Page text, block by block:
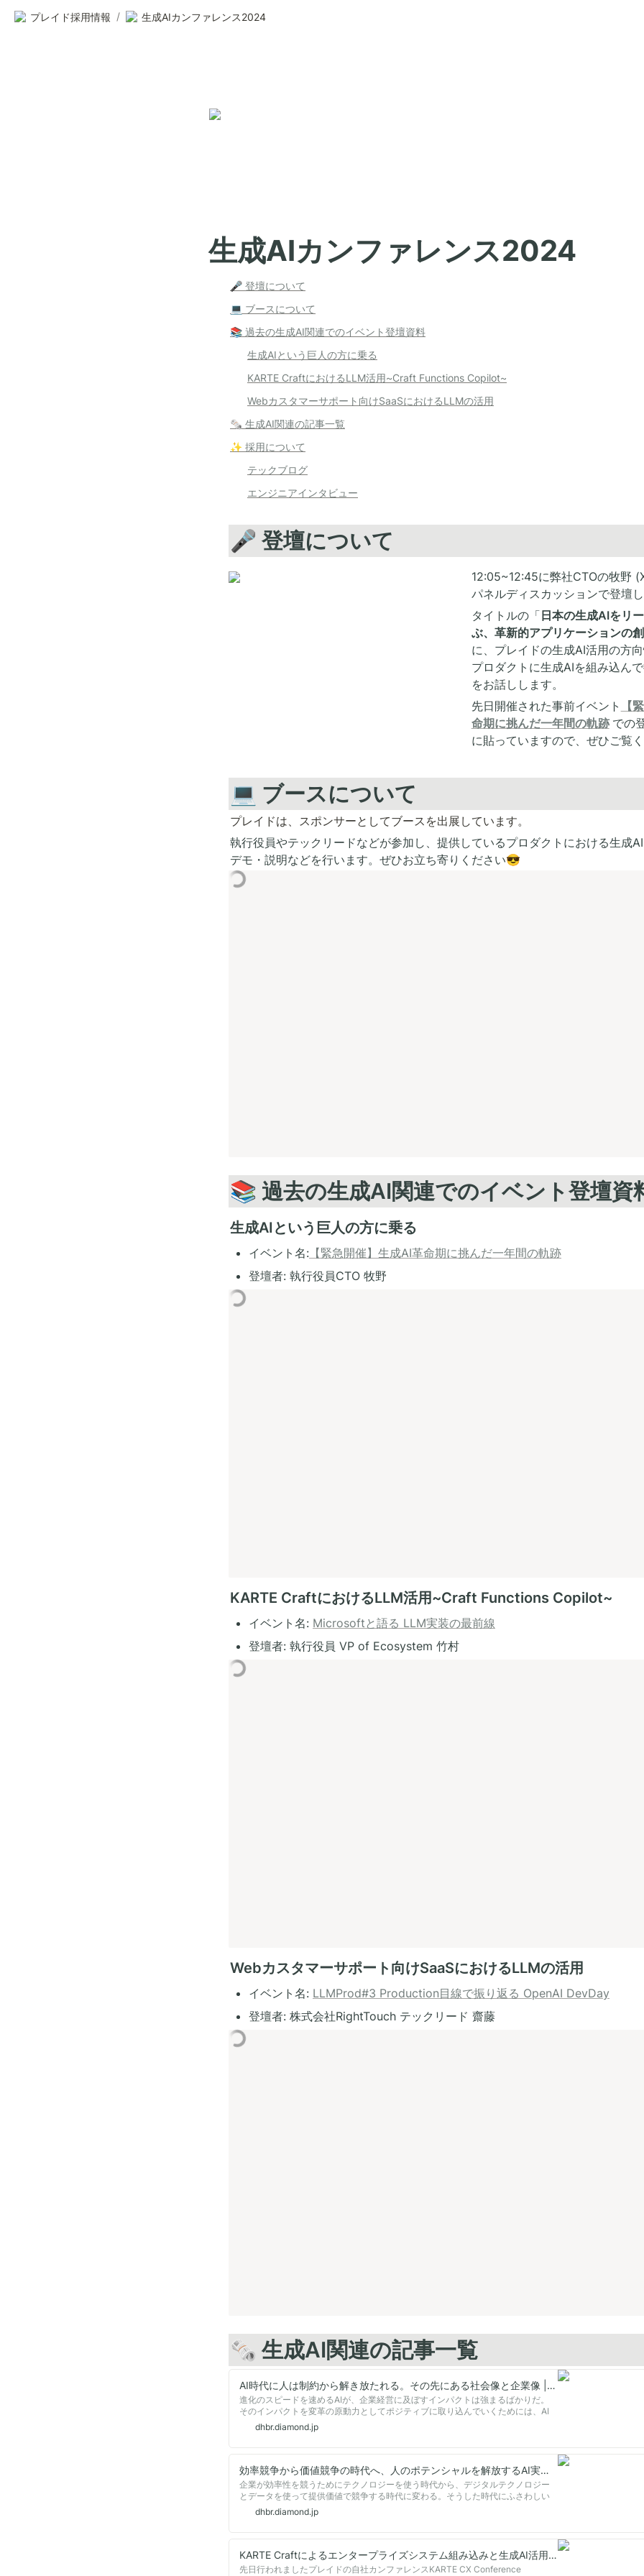
プレイド採用情報 / 生成AIカンファレンス2024
生成AIカンファレンス2024
🎤 登壇について
💻 ブースについて
📚 過去の生成AI関連でのイベント登壇資料
生成AIという巨人の方に乗る
KARTE CraftにおけるLLM活用~Craft Functions Copilot~
Webカスタマーサポート向けSaaSにおけるLLMの活用
🗞️ 生成AI関連の記事一覧
✨ 採用について
テックブログ
エンジニアインタビュー
🎤 登壇について
12:05~12:45に弊社CTOの牧野
パネルディスカッションで登壇
タイトルの「日本の生成AIをリ
ぶ、革新的アプリケーションの
に 、プレイドの生成AI活用の方
プロダクトに生成AIを組み込ん
をお話しします。
先日開催された事前イベント
【
命期に挑んだ一年間の軌跡 での
に貼っていますので、ぜひご覧
💻 ブースについて
プレイドは、スポンサーとしてブースを出展しています。
執行役員やテックリードなどが参加し、提供しているプロダクトにおける生成
デモ・説明などを行います。ぜひお立ち寄りください😎
📚 過去の生成AI関連でのイベント登壇資
生成AIという巨人の方に乗る
イベント名: 【緊急開催】生成AI革命期に挑んだ一年間の軌跡
登壇者: 執行役員CTO 牧野
KARTE CraftにおけるLLM活用~Craft Functions Copilot~
イベント名: Microsoftと語る LLM実装の最前線
登壇者: 執行役員 VP of Ecosystem 竹村
Webカスタマーサポート向けSaaSにおけるLLMの活用
イベント名: LLMProd#3 Production目線で振り返る OpenAI DevDay
登壇者: 株式会社RightTouch テックリード 齋藤
🗞️ 生成AI関連の記事一覧
AI時代に人は制約から解き放たれる。その先にある社会像と企業像 | テクノロジー｜DIAMOND ハーバード・ビジネス・レビュー
進化のスピードを速めるAIが、企業経営に及ぼすインパクトは強まるばかりだ。
そのインパクトを変革の原動力としてポジティブに取り込んでいくためには、AI
がもたらす変化の本質を見極めることが重要である。
dhbr.diamond.jp
効率競争から価値競争の時代へ、人のポテンシャルを解放するAI実装のあり方 | A New Era of CX｜DIAMOND ハーバード・ビジネス・レビュー
企業が効率性を競うためにテクノロジーを使う時代から、デジタルテクノロジー
とデータを使って提供価値で競争する時代に変わる。そうした時代にふさわしい
AI実装のあり方とはどのようなものか。
dhbr.diamond.jp
KARTE Craftによるエンタープライズシステム組み込みと生成AI活用の新機能についてカルカン2023で発表しました！
先日行われましたプレイドの自社カンファレンスKARTE CX Conference